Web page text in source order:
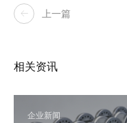
上一篇
相关资讯
企业新闻